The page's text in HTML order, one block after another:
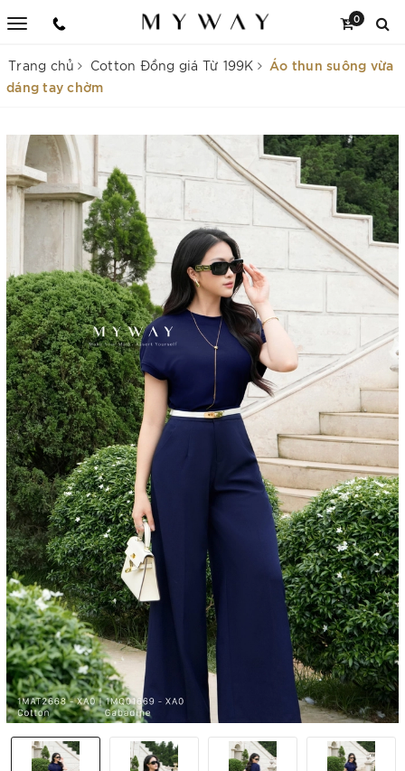
0
Trang chủ Cotton Đồng giá Từ 199K
Áo thun suông vừa
dáng tay chờm